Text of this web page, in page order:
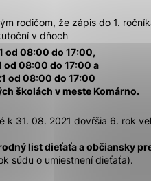
rodičom, že zápis do 1.
v dňoch
od 08:00 do 17:00,
od 08:00 do 17:00 a
od 08:00 do 17:00
školách v meste Komárno.
k 31. 08. 2021 dovŕšia 6. rok
list dieťaťa a občiansky
súdu o umiestnení dieťaťa).
web správne fungovať.
Analytické
stránok
stránku používajú, aby
anonymne a nie je